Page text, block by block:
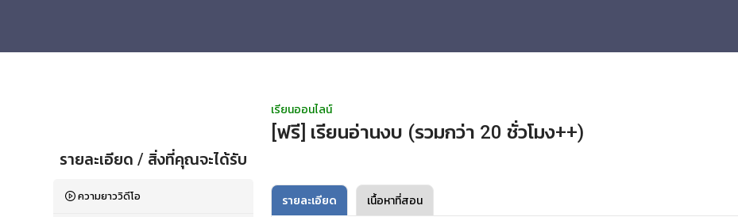
รายละเอียด / สิ่งที่คุณจะได้รับ
ความยาววิดีโอ
เรียนออนไลน์
[ฟรี] เรียนอ่านงบ (รวมกว่า 20 ชั่วโมง++)
รายละเอียด เนื้อหาที่สอน